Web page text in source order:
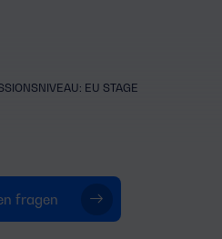
EU STAGE
fragen